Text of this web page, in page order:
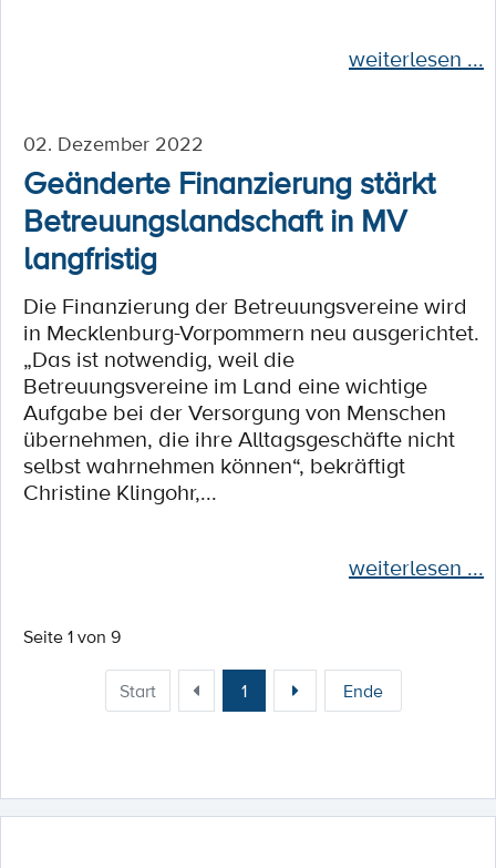
weiterlesen ...
02. Dezember 2022
Geänderte Finanzierung stärkt
Betreuungslandschaft in MV
langfristig
Die Finanzierung der Betreuungsvereine wird
in Mecklenburg-Vorpommern neu ausgerichtet.
„Das ist notwendig, weil die
Betreuungsvereine im Land eine wichtige
Aufgabe bei der Versorgung von Menschen
übernehmen, die ihre Alltagsgeschäfte nicht
selbst wahrnehmen können“, bekräftigt
Christine Klingohr,...
weiterlesen ...
Seite 1 von 9
Start 1 Ende